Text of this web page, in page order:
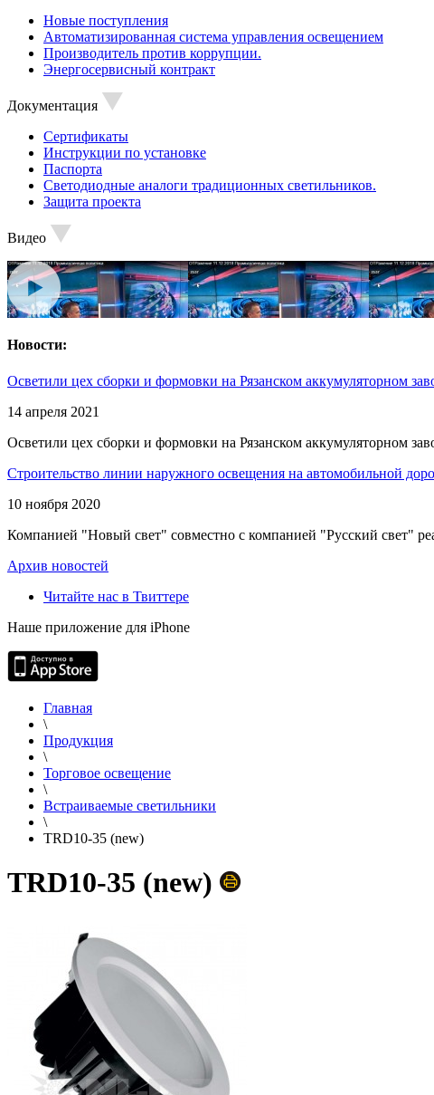
Новые поступления
Автоматизированная система управления освещением
Производитель против коррупции.
Энергосервисный контракт
Документация
Сертификаты
Инструкции по установке
Паспорта
Светодиодные аналоги традиционных светильников.
Защита проекта
Видео
Новости:
Осветили цех сборки и формовки на Рязанском аккумуляторном
14 апреля 2021
Осветили цех сборки и формовки на Рязанском аккумуляторном
Строительство линии наружного освещения на автомобильной
10 ноября 2020
Компанией "Новый свет" совместно с компанией "Русский свет"
Архив новостей
Читайте нас в Твиттере
Наше приложение для iPhone
Главная
\
Продукция
\
Торговое освещение
\
Встраиваемые светильники
\
TRD10-35 (new)
TRD10-35 (new)